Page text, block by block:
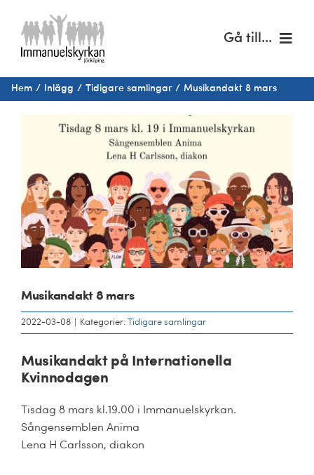
innehållet
Gå till...
Hem
Barn & unga
Café Immanuel
Kalender
Kontakt
SÖK
EFTER:
Hem Inlägg Tidigare samlingar Musikandakt 8 mars
Musikandakt 8 mars
2022-03-08 Kategorier: Tidigare samlingar
Musikandakt på Internationella
Kvinnodagen
Tisdag 8 mars kl.19.00 i Immanuelskyrkan.
Sångensemblen Anima
Lena H Carlsson, diakon